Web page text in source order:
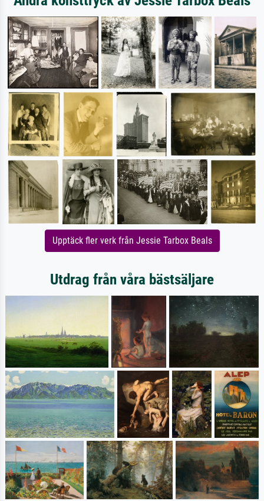
Upptäck fler verk från Jessie Tarbox Beals
Utdrag från våra bästsäljare